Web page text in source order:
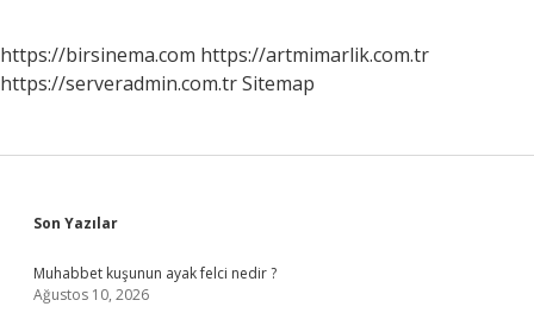
https://birsinema.com https://artmimarlik.com.tr
https://serveradmin.com.trSitemap
Sidebar
Son Yazılar
Muhabbet kuşunun ayak felci nedir ?
Ağustos 10, 2026